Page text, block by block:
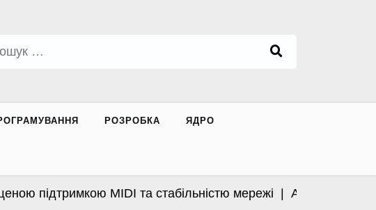
РОЗРОБКА ЯДРО
MIDI та стабільністю мережі |Apple випустила